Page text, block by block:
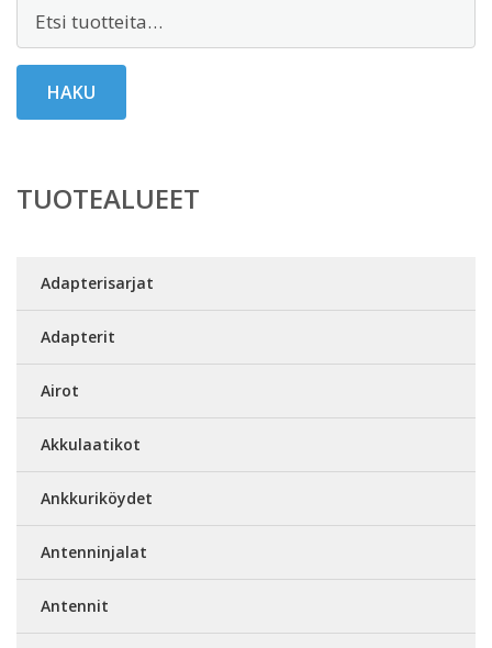
HAKU
TUOTEALUEET
Adapterisarjat
Adapterit
Airot
Akkulaatikot
Ankkuriköydet
Antenninjalat
Antennit